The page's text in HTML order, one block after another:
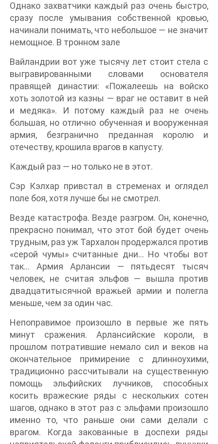
Однако захватчики каждый раз очень быстро,
сразу после умывания собственной кровью,
начинали понимать, что небольшое — не значит
немощное. В тронном зале
Вайландрии вот уже тысячу лет стоит стела с
выгравированными словами основателя
правящей династии: «Пожалеешь на войско
хоть золотой из казны — враг не оставит в ней
и медяка». И потому каждый раз не очень
большая, но отлично обученная и вооруженная
армия, безгранично преданная королю и
отечеству, крошила врагов в капусту.
Каждый раз — но только не в этот.
Сэр Кэлхар привстал в стременах и оглядел
поле боя, хотя лучше бы не смотрел.
Везде катастрофа. Везде разгром. Он, конечно,
прекрасно понимал, что этот бой будет очень
трудным, раз уж Тархалон продержался против
«серой чумы» считанные дни… Но чтобы вот
так… Армия Арлансии — пятьдесят тысяч
человек, не считая эльфов — вышла против
двадцатитысячной вражьей армии и полегла
меньше, чем за один час.
Непоправимое произошло в первые же пять
минут сражения. Арлансийские короли, в
прошлом потратившие немало сил и веков на
окончательное примирение с длинноухими,
традиционно рассчитывали на существенную
помощь эльфийских лучников, способных
косить вражеские ряды с нескольких сотен
шагов, однако в этот раз с эльфами произошло
именно то, что раньше они сами делали с
врагом. Когда закованные в доспехи ряды